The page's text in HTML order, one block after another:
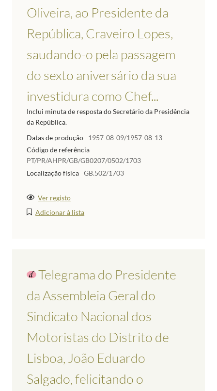
Oliveira, ao Presidente da
República, Craveiro Lopes,
saudando-o pela passagem
do sexto aniversário da sua
investidura como Chef...
Inclui minuta de resposta do Secretário da Presidência
da República.
Datas de produção
1957-08-09/1957-08-13
Código de referência
PT/PR/AHPR/GB/GB0207/0502/1703
Localização física GB.502/1703
Ver registo
Adicionar à lista
Telegrama do Presidente
da Assembleia Geral do
Sindicato Nacional dos
Motoristas do Distrito de
Lisboa, João Eduardo
Salgado, felicitando o